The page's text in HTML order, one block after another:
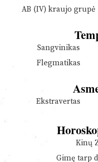
AB (IV) kraujo grupė
Sangvinikas
Flegmatikas
Ekstravertas
Kinų
Gimę tarp